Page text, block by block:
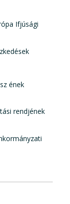
Ifjúsági
ének
rendjének